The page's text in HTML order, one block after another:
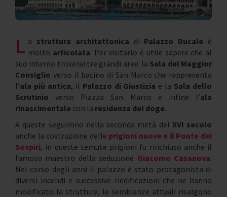
L a struttura architettonica di Palazzo Ducale è
molto articolata. Per visitarlo è utile sapere che al
suo interno troverai tre grandi aree: la Sala del Maggior
Consiglio verso il bacino di San Marco che rappresenta
l’ala più antica, il Palazzo di Giustizia e la Sala dello
Scrutinio verso Piazza San Marco e infine l’ala
rinascimentale con la residenza del doge.
A queste seguirono nella seconda metà del XVI secolo
anche la costruzione delle prigioni nuove e il Ponte dei
Sospiri, in queste temute prigioni fu rinchiuso anche il
famoso maestro della seduzione Giacomo Casanova.
Nel corso degli anni il palazzo è stato protagonista di
diversi incendi e successive riedificazioni che ne hanno
modificato la struttura, le sembianze attuali risalgono